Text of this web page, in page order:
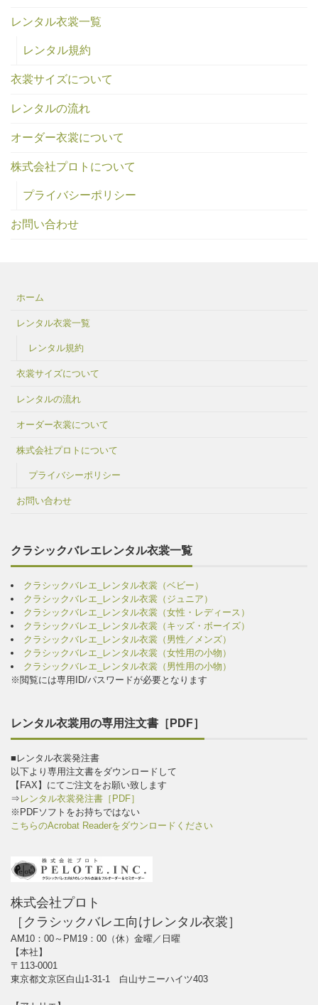
レンタル衣裳一覧
レンタル規約
衣裳サイズについて
レンタルの流れ
オーダー衣裳について
株式会社プロトについて
プライバシーポリシー
お問い合わせ
ホーム
レンタル衣裳一覧
レンタル規約
衣裳サイズについて
レンタルの流れ
オーダー衣裳について
株式会社プロトについて
プライバシーポリシー
お問い合わせ
クラシックバレエレンタル衣裳一覧
クラシックバレエ_レンタル衣裳（ベビー）
クラシックバレエ_レンタル衣裳（ジュニア）
クラシックバレエ_レンタル衣裳（女性・レディース）
クラシックバレエ_レンタル衣裳（キッズ・ボーイズ）
クラシックバレエ_レンタル衣裳（男性／メンズ）
クラシックバレエ_レンタル衣裳（女性用の小物）
クラシックバレエ_レンタル衣裳（男性用の小物）
※閲覧には専用ID/パスワードが必要となります
レンタル衣裳用の専用注文書［PDF］
■レンタル衣裳発注書
以下より専用注文書をダウンロードして
【FAX】にてご注文をお願い致します
⇒ レンタル衣裳発注書［PDF］
※PDFソフトをお持ちではない
こちらのAcrobat Readerをダウンロードください
株式会社プロト
［クラシックバレエ向けレンタル衣裳］
AM10：00～PM19：00（休）金曜／日曜
【本社】
〒113-0001
東京都文京区白山1-31-1 白山サニーハイツ403